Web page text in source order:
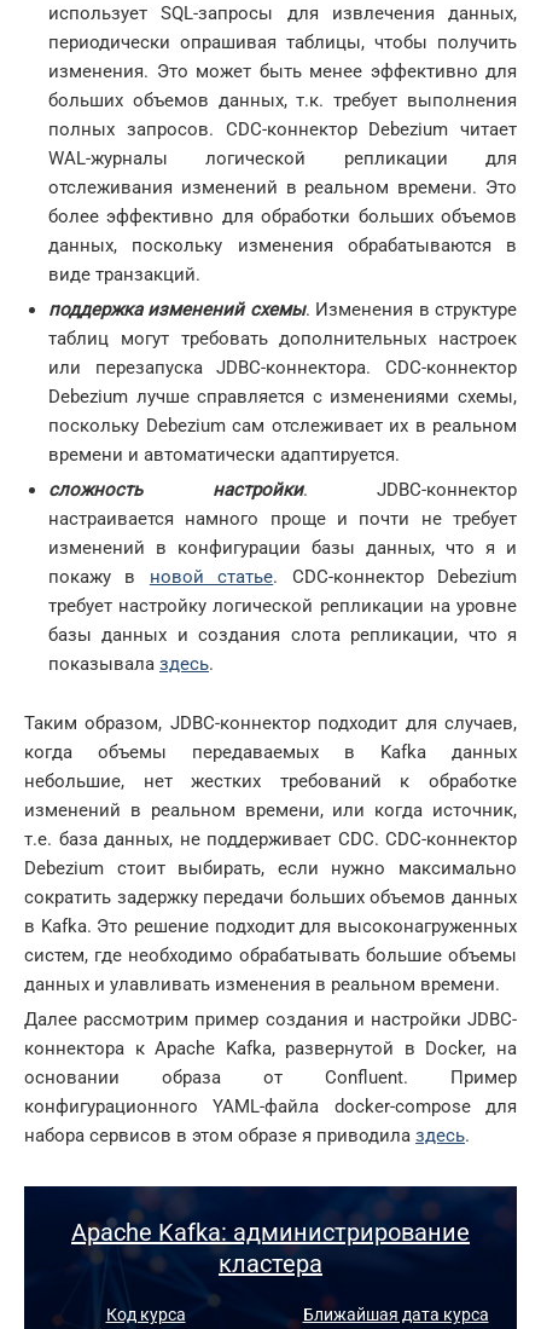
использует SQL-запросы для извлечения данных,
периодически опрашивая таблицы, чтобы получить
изменения. Это может быть менее эффективно для
больших объемов данных, т.к. требует выполнения
полных запросов. CDC-коннектор Debezium читает
WAL-журналы логической репликации для
отслеживания изменений в реальном времени. Это
более эффективно для обработки больших объемов
данных, поскольку изменения обрабатываются в
виде транзакций.
поддержка изменений схемы. Изменения в структуре
таблиц могут требовать дополнительных настроек
или перезапуска JDBC-коннектора. CDC-коннектор
Debezium лучше справляется с изменениями схемы,
поскольку Debezium сам отслеживает их в реальном
времени и автоматически адаптируется.
сложность настройки. JDBC-коннектор
настраивается намного проще и почти не требует
изменений в конфигурации базы данных, что я и
покажу в новой статье. CDC-коннектор Debezium
требует настройку логической репликации на уровне
базы данных и создания слота репликации, что я
показывала здесь.
Таким образом, JDBC-коннектор подходит для случаев,
когда объемы передаваемых в Kafka данных
небольшие, нет жестких требований к обработке
изменений в реальном времени, или когда источник,
т.е. база данных, не поддерживает CDC. CDC-коннектор
Debezium стоит выбирать, если нужно максимально
сократить задержку передачи больших объемов данных
в Kafka. Это решение подходит для высоконагруженных
систем, где необходимо обрабатывать большие объемы
данных и улавливать изменения в реальном времени.
Далее рассмотрим пример создания и настройки JDBC-
коннектора к Apache Kafka, развернутой в Docker, на
основании образа от Confluent. Пример
конфигурационного YAML-файла docker-compose для
набора сервисов в этом образе я приводила здесь.
Apache Kafka: администрирование
кластера
Код курса Ближайшая дата курса